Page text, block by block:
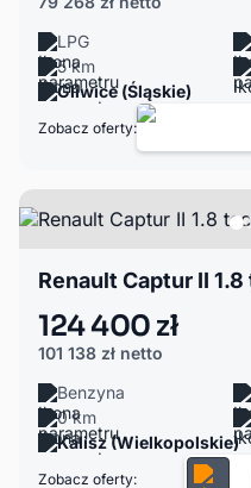
LPG
5 km
Gliwice (Śląskie)
Zobacz oferty:
124 400 zł
101 138 zł netto
Benzyna
0 km
Kalisz (Wielkopolskie)
Zobacz oferty: